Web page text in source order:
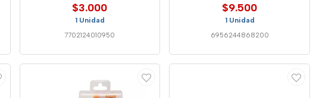
$3.000
1 Unidad
7702124010950
$9.500
1 Unidad
6956244868200